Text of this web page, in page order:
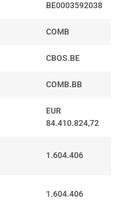
BE0003592038
COMB
CBOS.BE
COMB.BB
EUR
84.410.824,72
1.604.406
1.604.406